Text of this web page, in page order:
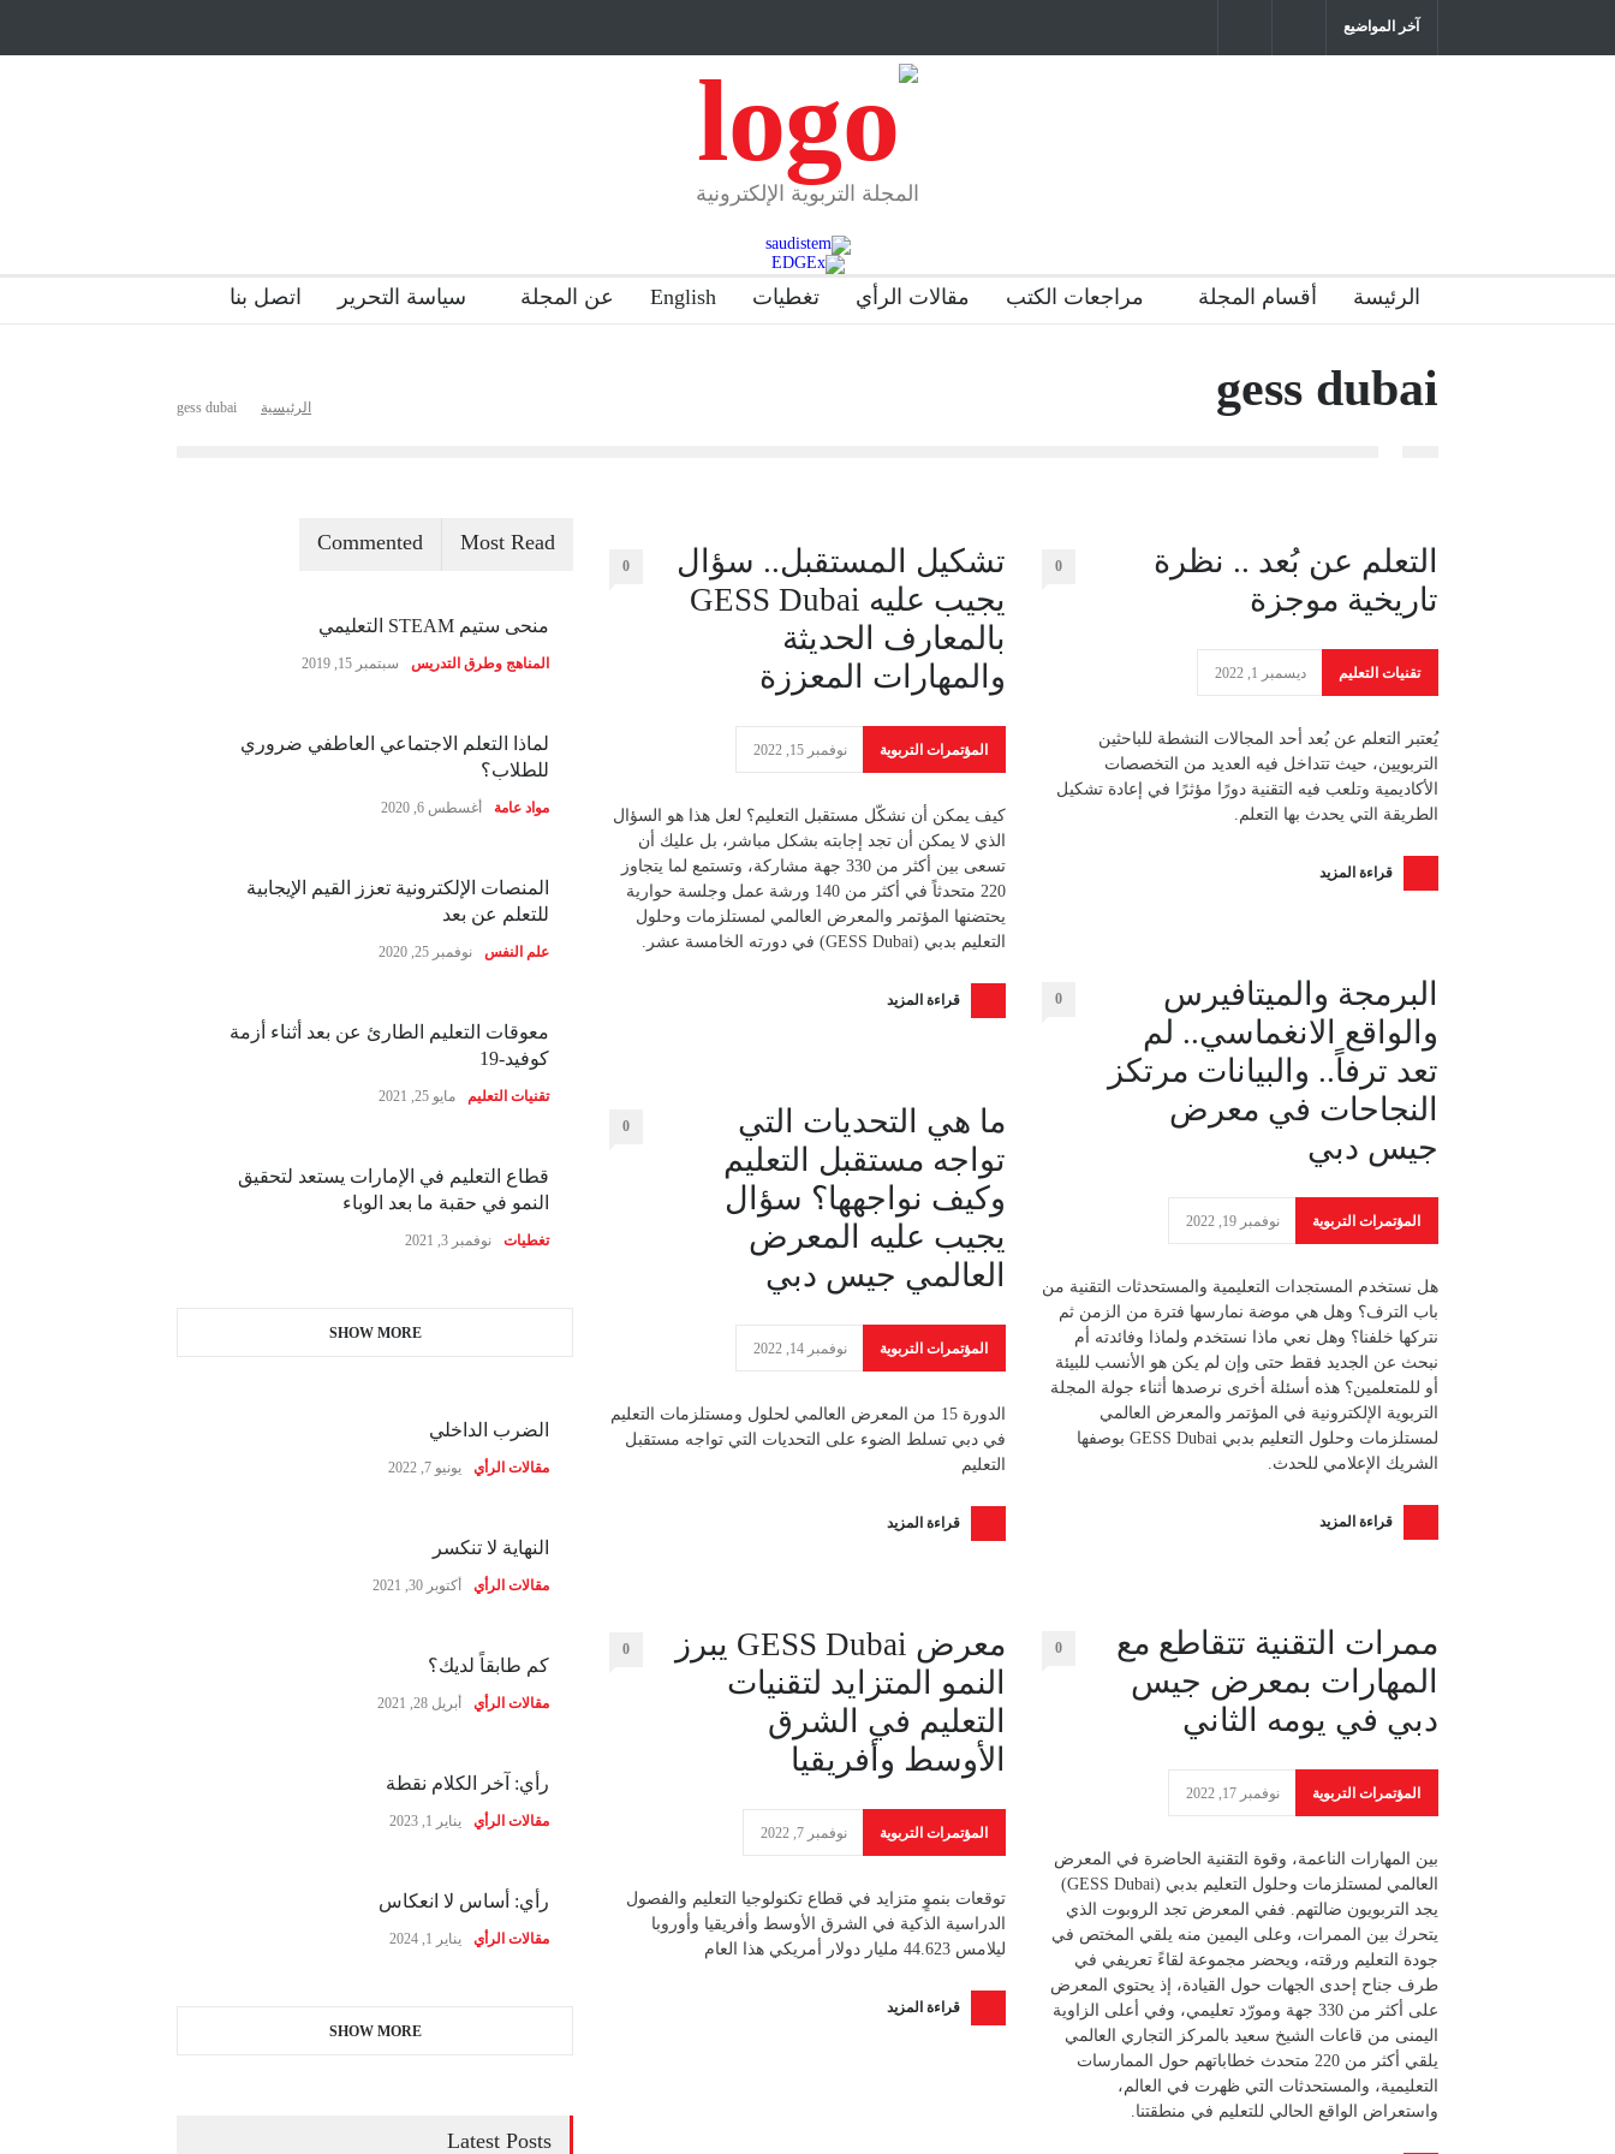
آخر المواضيع
شراكة مجتمعية لمجمع تعليمي بالطائف تستهدف الأيتام وأبناء الشهداء
والمتفوقين
لماذا تعد برامج توعية الأطفال بخصوصية الجسد وقاية لا فضول؟
المجلة التربوية الإلكترونية
الرئيسة أقسام المجلة مراجعات الكتب مقالات الرأي تغطيات English عن المجلة سياسة التحرير اتصل بنا
gess dubai الرئيسية gess dubai
التعلم عن بُعد .. نظرة
تاريخية موجزة
0
تقنيات التعليم ديسمبر 1, 2022
يُعتبر التعلم عن بُعد أحد المجالات النشطة للباحثين
التربويين، حيث تتداخل فيه العديد من التخصصات
الأكاديمية وتلعب فيه التقنية دورًا مؤثرًا في إعادة تشكيل
الطريقة التي يحدث بها التعلم.
قراءة المزيد
البرمجة والميتافيرس
والواقع الانغماسي.. لم
تعد ترفاً.. والبيانات مرتكز
النجاحات في معرض
جيس دبي
0
المؤتمرات التربوية نوفمبر 19, 2022
هل نستخدم المستجدات التعليمية والمستحدثات التقنية من
باب الترف؟ وهل هي موضة نمارسها فترة من الزمن ثم
نتركها خلفنا؟ وهل نعي ماذا نستخدم ولماذا وفائدته أم
نبحث عن الجديد فقط حتى وإن لم يكن هو الأنسب للبيئة
أو للمتعلمين؟ هذه أسئلة أخرى نرصدها أثناء جولة المجلة
التربوية الإلكترونية في المؤتمر والمعرض العالمي
لمستلزمات وحلول التعليم بدبي GESS Dubai بوصفها
الشريك الإعلامي للحدث.
قراءة المزيد
ممرات التقنية تتقاطع مع
المهارات بمعرض جيس
دبي في يومه الثاني
0
المؤتمرات التربوية نوفمبر 17, 2022
بين المهارات الناعمة، وقوة التقنية الحاضرة في المعرض
العالمي لمستلزمات وحلول التعليم بدبي (GESS Dubai)
يجد التربويون ضالتهم. ففي المعرض تجد الروبوت الذي
يتحرك بين الممرات، وعلى اليمين منه يلقي المختص في
جودة التعليم ورقته، ويحضر مجموعة لقاءً تعريفي في
طرف جناح إحدى الجهات حول القيادة، إذ يحتوي المعرض
على أكثر من 330 جهة ومورّد تعليمي، وفي أعلى الزاوية
اليمنى من قاعات الشيخ سعيد بالمركز التجاري العالمي
يلقي أكثر من 220 متحدث خطاباتهم حول الممارسات
التعليمية، والمستحدثات التي ظهرت في العالم،
واستعراض الواقع الحالي للتعليم في منطقتنا.
تشكيل المستقبل.. سؤال
يجيب عليه GESS Dubai
بالمعارف الحديثة
والمهارات المعززة
0
المؤتمرات التربوية نوفمبر 15, 2022
كيف يمكن أن نشكّل مستقبل التعليم؟ لعل هذا هو السؤال
الذي لا يمكن أن تجد إجابته بشكل مباشر، بل عليك أن
تسعى بين أكثر من 330 جهة مشاركة، وتستمع لما يتجاوز
220 متحدثاً في أكثر من 140 ورشة عمل وجلسة حوارية
يحتضنها المؤتمر والمعرض العالمي لمستلزمات وحلول
التعليم بدبي (GESS Dubai) في دورته الخامسة عشر.
قراءة المزيد
ما هي التحديات التي
تواجه مستقبل التعليم
وكيف نواجهها؟ سؤال
يجيب عليه المعرض
العالمي جيس دبي
0
المؤتمرات التربوية نوفمبر 14, 2022
الدورة 15 من المعرض العالمي لحلول ومستلزمات التعليم
في دبي تسلط الضوء على التحديات التي تواجه مستقبل
التعليم
قراءة المزيد
معرض GESS Dubai يبرز
النمو المتزايد لتقنيات
التعليم في الشرق
الأوسط وأفريقيا
0
المؤتمرات التربوية نوفمبر 7, 2022
توقعات بنموٍ متزايد في قطاع تكنولوجيا التعليم والفصول
الدراسية الذكية في الشرق الأوسط وأفريقيا وأوروبا
ليلامس 44.623 مليار دولار أمريكي هذا العام
قراءة المزيد
Most Read
Commented
منحى ستيم STEAM التعليمي
المناهج وطرق التدريس سبتمبر 15, 2019
لماذا التعلم الاجتماعي العاطفي ضروري
للطلاب؟
مواد عامة أغسطس 6, 2020
المنصات الإلكترونية تعزز القيم الإيجابية
للتعلم عن بعد
علم النفس نوفمبر 25, 2020
معوقات التعليم الطارئ عن بعد أثناء أزمة
كوفيد-19
تقنيات التعليم مايو 25, 2021
قطاع التعليم في الإمارات يستعد لتحقيق
النمو في حقبة ما بعد الوباء
تغطيات نوفمبر 3, 2021
SHOW MORE
الضرب الداخلي
مقالات الرأي يونيو 7, 2022
النهاية لا تنكسر
مقالات الرأي أكتوبر 30, 2021
كم طابقاً لديك؟
مقالات الرأي أبريل 28, 2021
رأي: آخر الكلام نقطة
مقالات الرأي يناير 1, 2023
رأي: أساس لا انعكاس
مقالات الرأي يناير 1, 2024
SHOW MORE
Latest Posts